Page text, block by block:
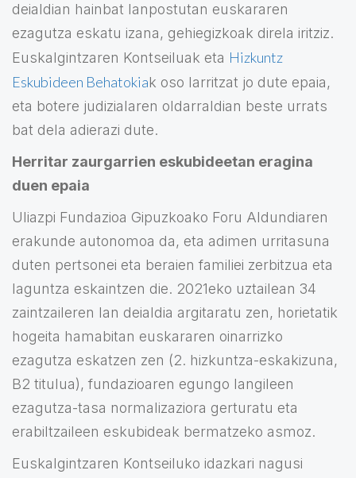
deialdian hainbat lanpostutan euskararen
ezagutza eskatu izana, gehiegizkoak direla iritziz.
Euskalgintzaren Kontseiluak eta Hizkuntz
Eskubideen Behatokiak oso larritzat jo dute epaia,
eta botere judizialaren oldarraldian beste urrats
bat dela adierazi dute.
Herritar zaurgarrien eskubideetan eragina
duen epaia
Uliazpi Fundazioa Gipuzkoako Foru Aldundiaren
erakunde autonomoa da, eta adimen urritasuna
duten pertsonei eta beraien familiei zerbitzua eta
laguntza eskaintzen die. 2021eko uztailean 34
zaintzaileren lan deialdia argitaratu zen, horietatik
hogeita hamabitan euskararen oinarrizko
ezagutza eskatzen zen (2. hizkuntza-eskakizuna,
B2 titulua), fundazioaren egungo langileen
ezagutza-tasa normalizaziora gerturatu eta
erabiltzaileen eskubideak bermatzeko asmoz.
Euskalgintzaren Kontseiluko idazkari nagusi